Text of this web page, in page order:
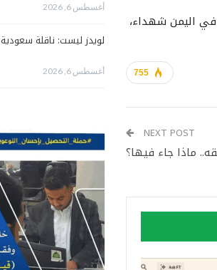
اليمن شهداء،
755
NEXT POST
ماذا جاء فيها؟
أغسطس 6, 2026
لويدز ليست: ناقلة
أغسطس 6, 2026